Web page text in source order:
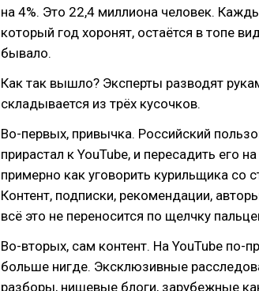
на 4%. Это 22,4 миллиона человек.
который год хоронят, остаётся в топе
бывало.
Как так вышло? Эксперты разводят
складывается из трёх кусочков.
Во-первых, привычка. Российский
прирастал к YouTube, и пересадить его
примерно как уговорить курильщика со
Контент, подписки, рекомендации,
всё это не переносится по щелчку
Во-вторых, сам контент. На YouTube по-
больше нигде. Эксклюзивные
разборы, нишевые блоги, зарубежные